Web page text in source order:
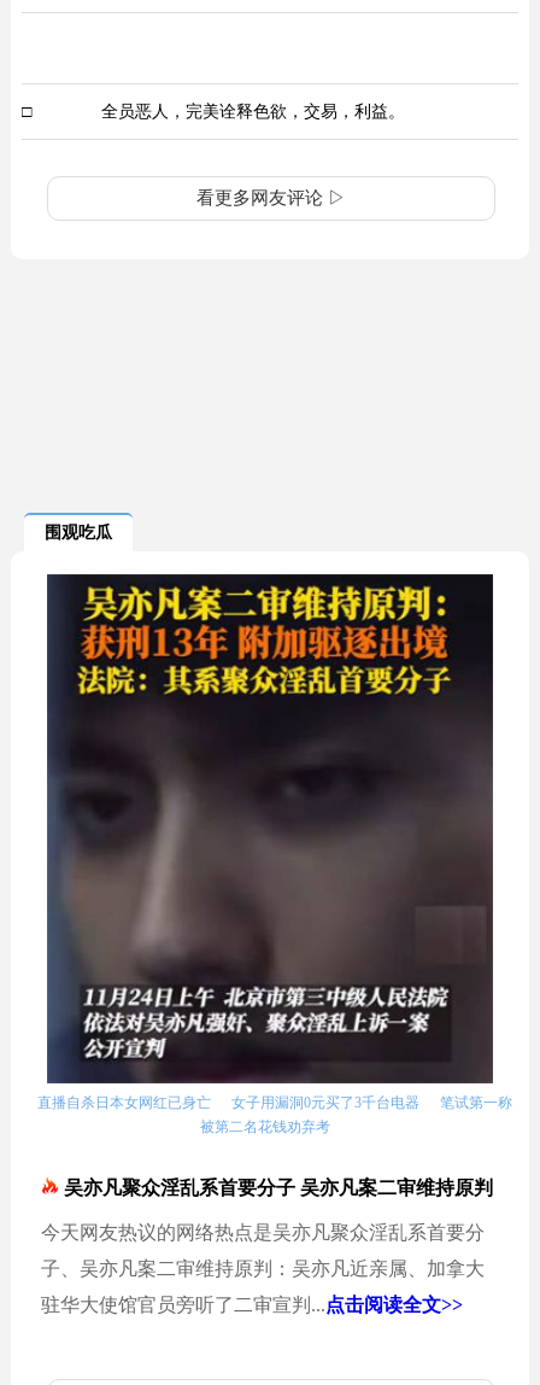
□ 全员恶人，完美诠释色欲，交易，利益。
看更多网友评论 ▷
围观吃瓜
直播自杀日本女网红已身亡 女子用漏洞0元买了3千台电器
笔试第一称
被第二名花钱劝弃考
吴亦凡聚众淫乱系首要分子 吴亦凡案二审维持原判
今天网友热议的网络热点是吴亦凡聚众淫乱系首要分
子、吴亦凡案二审维持原判：吴亦凡近亲属、加拿大
驻华大使馆官员旁听了二审宣判...点击阅读全文>>